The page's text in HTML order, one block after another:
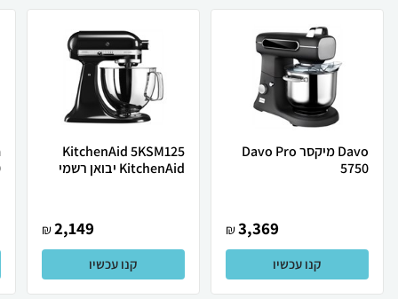
Davo מיקסר Davo Pro
5750
3,369
₪
קנו עכשיו
KitchenAid 5KSM125
KitchenAid יבואן רשמי
2,149
₪
קנו עכשיו